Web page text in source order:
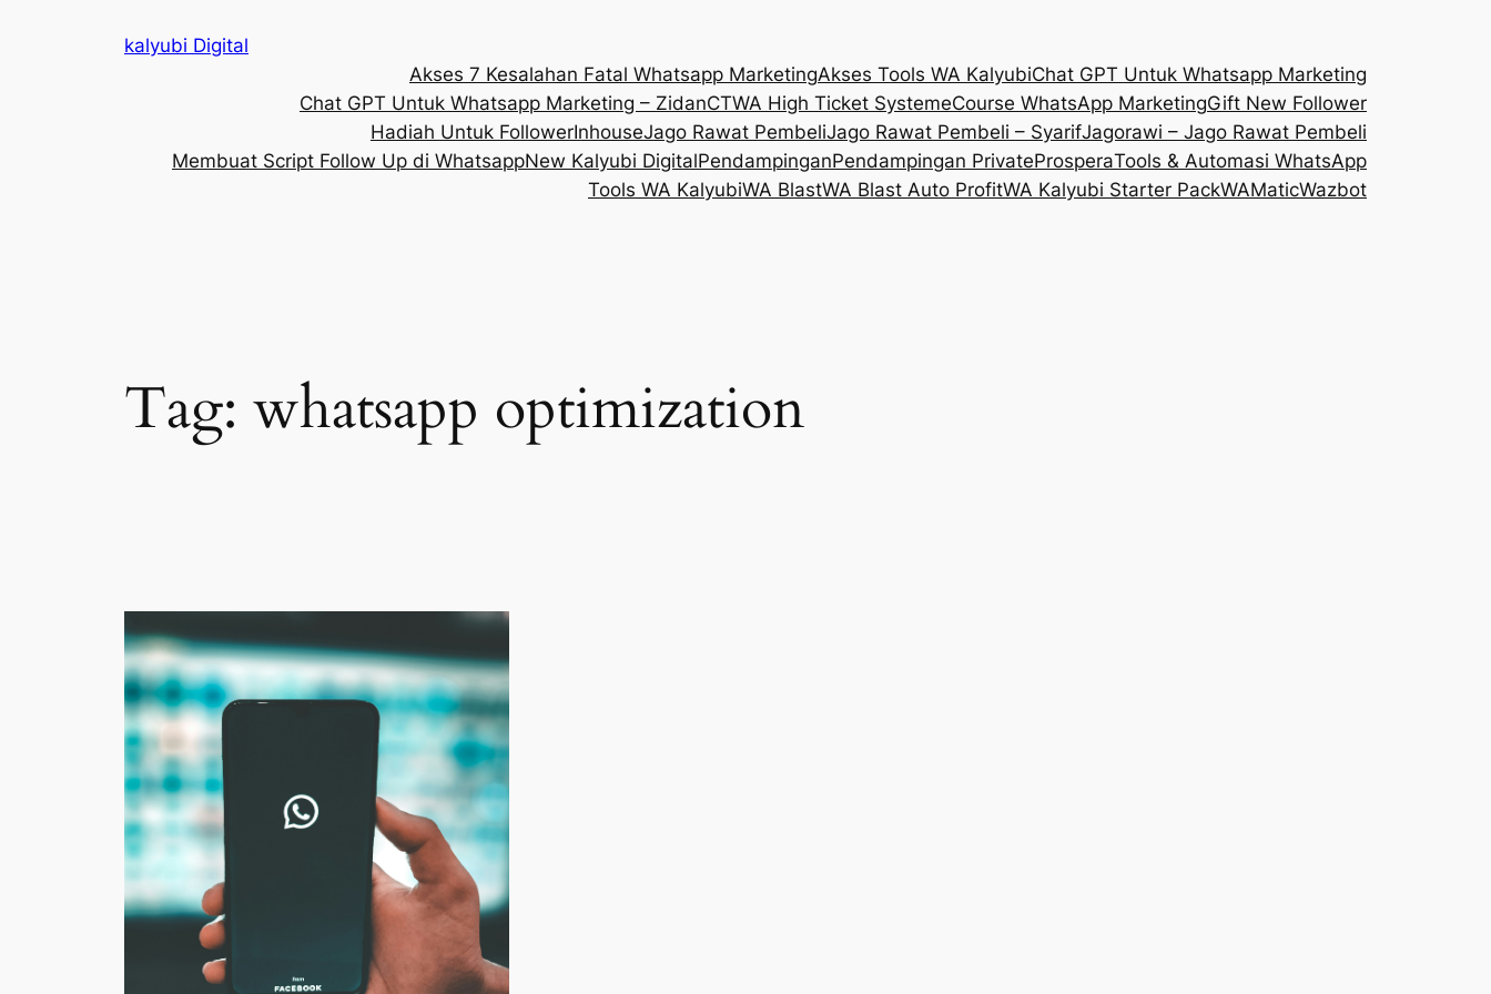
kalyubi Digital
Akses 7 Kesalahan Fatal Whatsapp MarketingAkses Tools WA KalyubiChat GPT Untuk Whatsapp Marketing
Chat GPT Untuk Whatsapp Marketing – ZidanCTWA High Ticket SystemeCourse WhatsApp MarketingGift New Follower
Hadiah Untuk FollowerInhouseJago Rawat PembeliJago Rawat Pembeli – SyarifJagorawi – Jago Rawat Pembeli
Membuat Script Follow Up di WhatsappNew Kalyubi DigitalPendampinganPendampingan PrivateProsperaTools & Automasi WhatsApp
Tools WA KalyubiWA BlastWA Blast Auto ProfitWA Kalyubi Starter PackWAMaticWazbot
Tag: whatsapp optimization